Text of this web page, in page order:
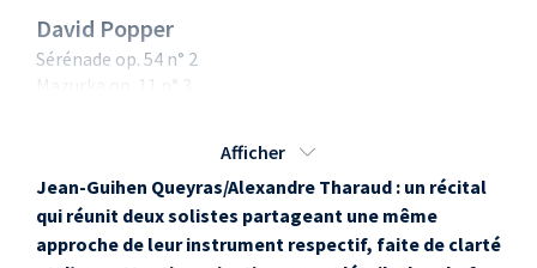
David Popper
Sérénade op. 54 n° 2
Mazurka op. 11 n° 3
Liebesfreud
Johannes Brahms
Afficher
Jean-Guihen Queyras/Alexandre Tharaud : un récital
qui réunit deux solistes partageant une même
approche de leur instrument respectif, faite de clarté